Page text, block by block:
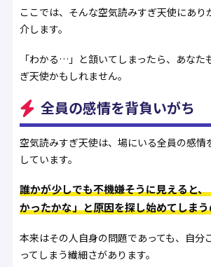
ここでは、そんな空気読みすぎ天使にあり
介します。
「わかる…」と頷いてしまったら、あなた
ぎ天使かもしれません。
全員の感情を背負いがち
空気読みすぎ天使は、場にいる全員の感情
しています。
誰かが少しでも不機嫌そうに見えると
かったかな」と原因を探し始めてしま
本来はその人自身の問題であっても、自分
ってしまう繊細さがあります。